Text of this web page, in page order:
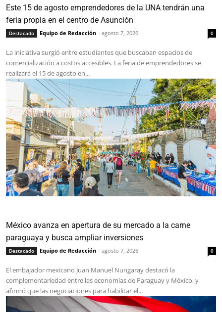
Este 15 de agosto emprendedores de la UNA tendrán una
feria propia en el centro de Asunción
Destacado Equipo de Redacción - agosto 7, 2026 0
La iniciativa surgió entre estudiantes que buscaban espacios de
comercialización a costos accesibles. La feria de emprendedores se
realizará el 15 de agosto en...
México avanza en apertura de su mercado a la carne
paraguaya y busca ampliar inversiones
Destacado Equipo de Redacción - agosto 7, 2026 0
El embajador mexicano Juan Manuel Nungaray destacó la
complementariedad entre las economías de Paraguay y México, y
afirmó que las negociaciones para habilitar el...